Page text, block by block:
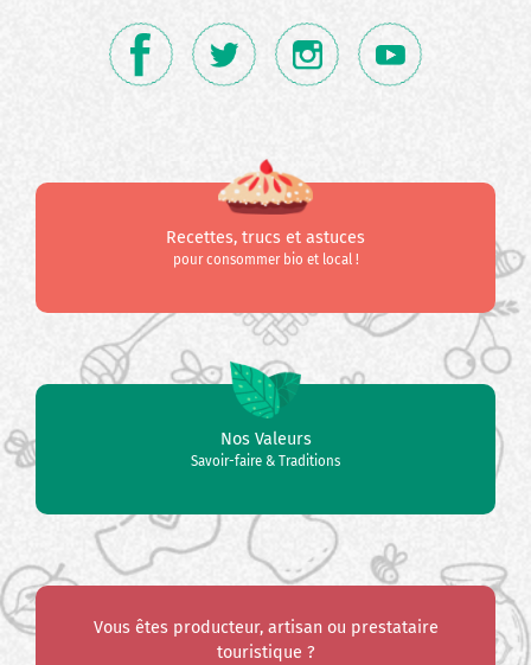
Recettes, trucs et astuces
pour consommer bio et local !
Nos Valeurs
Savoir-faire & Traditions
Vous êtes producteur, artisan ou prestataire
touristique ?